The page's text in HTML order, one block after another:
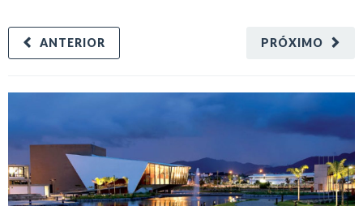
PRÓXIMO
ANTERIOR